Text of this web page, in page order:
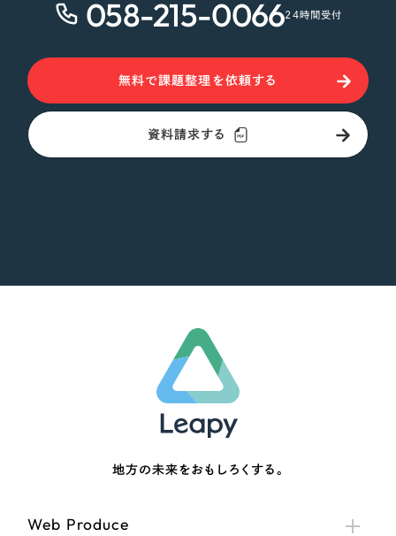
058-215-006624時間受付
無料で課題整理を依頼する
資料請求する
地方の未来をおもしろくする。
Web Produce